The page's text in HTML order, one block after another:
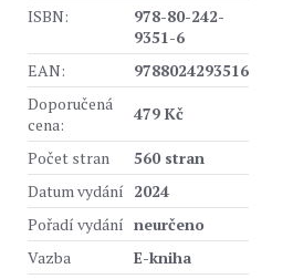
ISBN:
978-80-242-
9351-6
EAN:
9788024293516
Doporučená
cena:
479 Kč
Počet stran
560 stran
Datum vydání 2024
Pořadí vydání neurčeno
Vazba
E-kniha